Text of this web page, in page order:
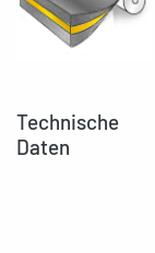
Technische
Daten